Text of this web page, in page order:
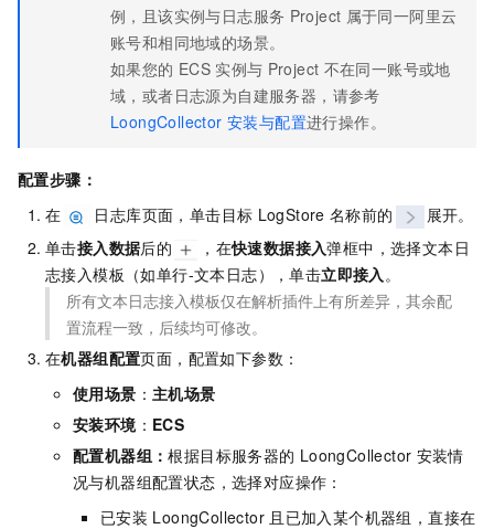
例，且该实例与日志服务 Project 属于同一阿里云
账号和相同地域的场景。
如果您的 ECS 实例与 Project 不在同一账号或地
域，或者日志源为自建服务器，请参考
LoongCollector 安装与配置进行操作。
配置步骤：
在
日志库页面，单击目标 LogStore 名称前的
展开。
单击接入数据后的 ，在快速数据接入弹框中，选择文本日
志接入模板（如单行-文本日志），单击立即接入 。
所有文本日志接入模板仅在解析插件上有所差异，其余配
置流程一致，后续均可修改。
在机器组配置页面，配置如下参数：
使用场景 ： 主机场景
安装环境： ECS
配置机器组：根据目标服务器的 LoongCollector 安装情
况与机器组配置状态，选择对应操作：
已安装 LoongCollector 且已加入某个机器组，直接在